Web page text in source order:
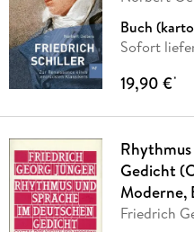
Buch
Sofort
19,90 €*
Gedicht
Moderne,
Friedrich